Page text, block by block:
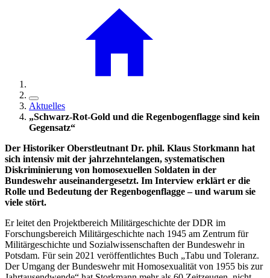
Aktuelles
„Schwarz-Rot-Gold und die Regenbogenflagge sind kein
Gegensatz“
Der Historiker Oberstleutnant Dr. phil. Klaus Storkmann hat
sich intensiv mit der jahrzehntelangen, systematischen
Diskriminierung von homosexuellen Soldaten in der
Bundeswehr auseinandergesetzt. Im Interview erklärt er die
Rolle und Bedeutung der Regenbogenflagge – und warum sie
viele stört.
Er leitet den Projektbereich Militärgeschichte der DDR im
Forschungsbereich Militärgeschichte nach 1945 am Zentrum für
Militärgeschichte und Sozialwissenschaften der Bundeswehr in
Potsdam. Für sein 2021 veröffentlichtes Buch „Tabu und Toleranz.
Der Umgang der Bundeswehr mit Homosexualität von 1955 bis zur